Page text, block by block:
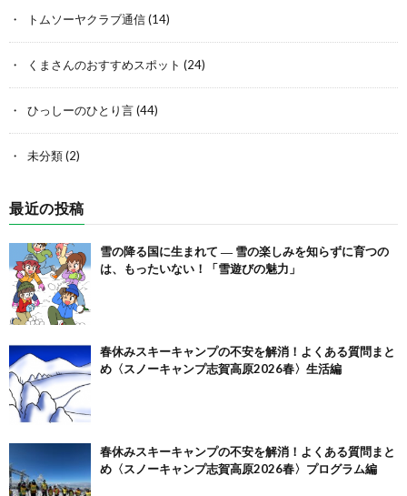
トムソーヤクラブ通信(14)
くまさんのおすすめスポット (24)
ひっしーのひとり言(44)
未分類(2)
最近の投稿
雪の降る国に生まれて ― 雪の楽しみを知らずに育つの
は、もったいない！「雪遊びの魅力」
春休みスキーキャンプの不安を解消！よくある質問まと
め〈スノーキャンプ志賀高原2026春〉生活編
春休みスキーキャンプの不安を解消！よくある質問まと
め〈スノーキャンプ志賀高原2026春〉プログラム編